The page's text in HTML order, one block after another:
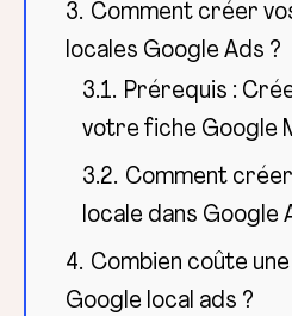
3. Comment créer
locales Google Ads ?
3.1. Prérequis :
votre fiche Google
3.2. Comment
locale dans Google
4. Combien coûte
Google local ads ?